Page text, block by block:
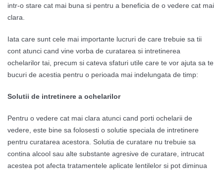
intr-o stare cat mai buna si pentru a beneficia de o vedere cat mai
clara.
Iata care sunt cele mai importante lucruri de care trebuie sa tii
cont atunci cand vine vorba de curatarea si intretinerea
ochelarilor tai, precum si cateva sfaturi utile care te vor ajuta sa te
bucuri de acestia pentru o perioada mai indelungata de timp:
Solutii de intretinere a ochelarilor
Pentru o vedere cat mai clara atunci cand porti ochelarii de
vedere, este bine sa folosesti o solutie speciala de intretinere
pentru curatarea acestora. Solutia de curatare nu trebuie sa
contina alcool sau alte substante agresive de curatare, intrucat
acestea pot afecta tratamentele aplicate lentilelor si pot diminua